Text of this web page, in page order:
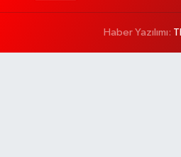
Haber Yazılımı: